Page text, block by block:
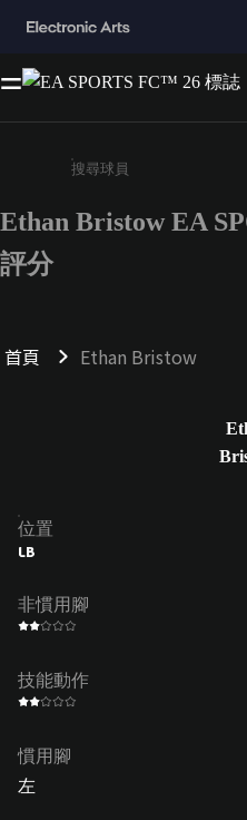
請輸入至少 3 個
Ethan Bristow EA
評分
首頁 Ethan Bristow
位置
LB
非慣用腳
技能動作
慣用腳
左